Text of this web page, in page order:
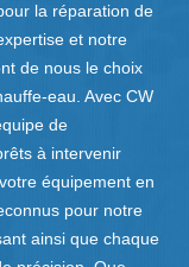
la réparation de
et notre
de nous le choix
eau. Avec CW
de
à intervenir
équipement en
pour notre
ainsi que chaque